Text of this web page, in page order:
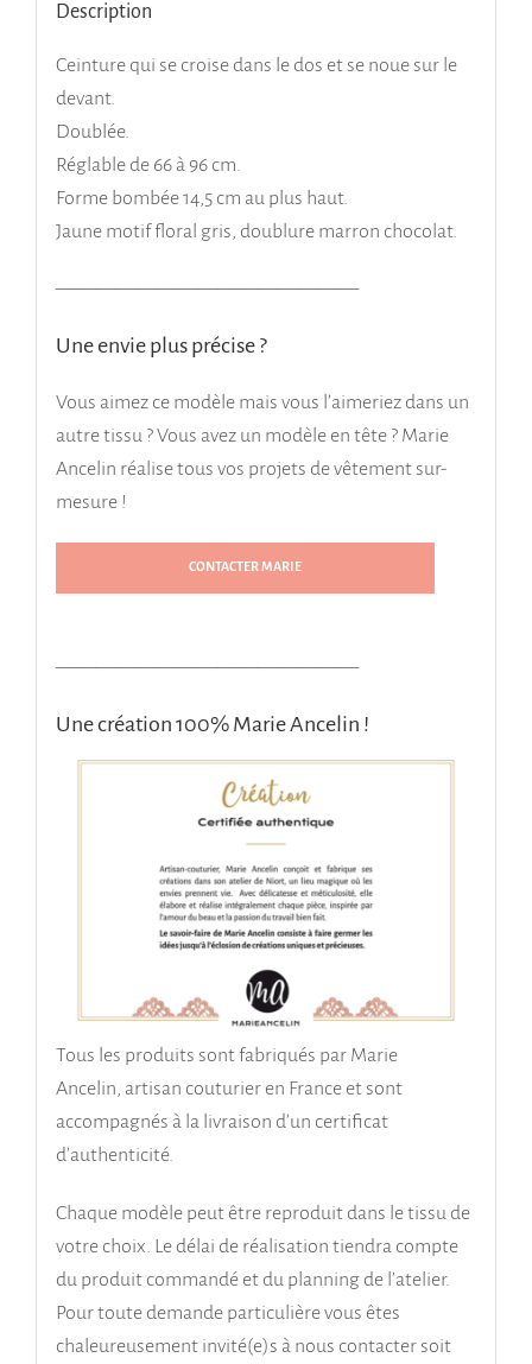
Description
Ceinture qui se croise dans le dos et se noue sur le
devant.
Doublée.
Réglable de 66 à 96 cm.
Forme bombée 14,5 cm au plus haut.
Jaune motif floral gris, doublure marron chocolat.
———————————————
Une envie plus précise ?
Vous aimez ce modèle mais vous l’aimeriez dans un
autre tissu ? Vous avez un modèle en tête ? Marie
Ancelin réalise tous vos projets de vêtement sur-
mesure !
CONTACTER MARIE
———————————————
Une création 100% Marie Ancelin !
Tous les produits sont fabriqués par Marie
Ancelin, artisan couturier en France et sont
accompagnés à la livraison d’un certificat
d’authenticité.
Chaque modèle peut être reproduit dans le tissu de
votre choix. Le délai de réalisation tiendra compte
du produit commandé et du planning de l’atelier.
Pour toute demande particulière vous êtes
chaleureusement invité(e)s à nous contacter soit